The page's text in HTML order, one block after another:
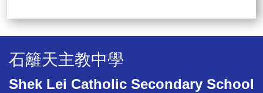
石籬天主教中學
Shek Lei Catholic Secondary School